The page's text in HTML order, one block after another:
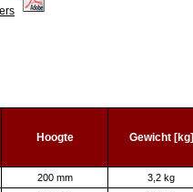
Hoogte Gewicht [kg]
200 mm 3,2 kg